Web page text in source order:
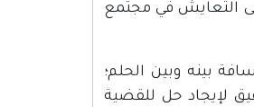
التعايش في مجتمع
بينه وبين الحلم؛
لإيجاد حل للقضية